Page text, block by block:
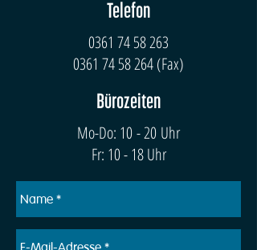
Telefon
0361 74 58 263
0361 74 58 264(Fax)
Bürozeiten
Mo-Do: 10 - 20 Uhr
Fr: 10 - 18 Uhr